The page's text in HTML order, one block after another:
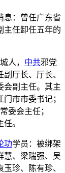
息：曾任广东省
主任卸任五年的
人， 中共邪党
厅长、厅长、
会副主任。其主
市市委书记；
委会主任；
。
功学员：被绑架
慧、梁瑞强、吴
珍、陈有珍、